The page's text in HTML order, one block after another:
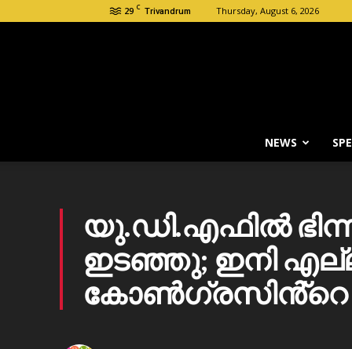
29 C Trivandrum Thursday, August 6, 2026
NEWS
യു.ഡി.എഫിൽ
ഇടഞ്ഞു; ഇനി
കോൺഗ്രസിൻ്റെ